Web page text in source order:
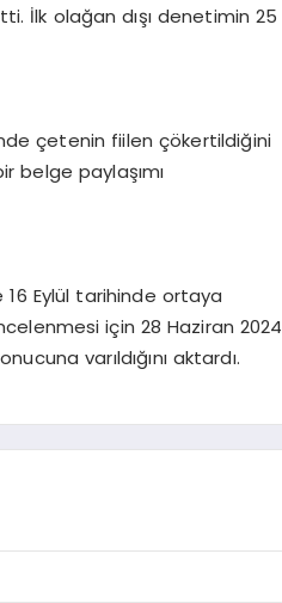
İlk olağan dışı denetimin 25
çetenin fiilen çökertildiğini
belge paylaşımı
16 Eylül tarihinde ortaya
için 28 Haziran 2024
varıldığını aktardı.